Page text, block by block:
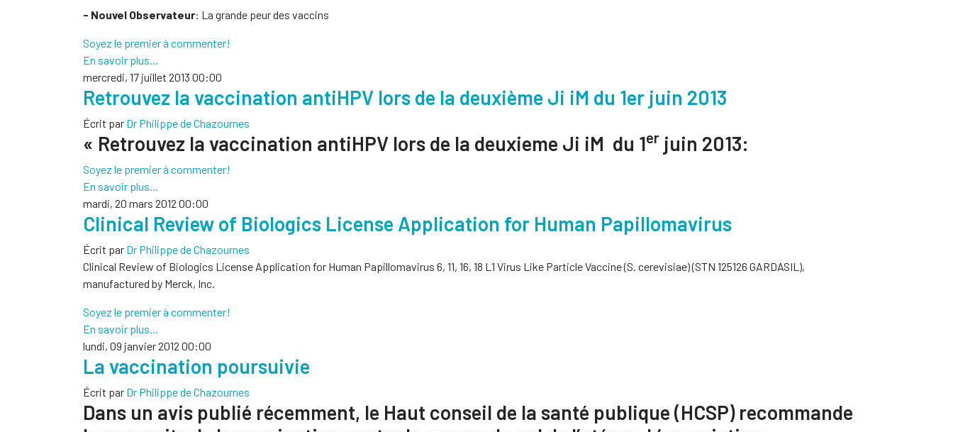
- Nouvel Observateur: La grande peur des vaccins
Soyez le premier à commenter!
En savoir plus...
mercredi, 17 juillet 2013 00:00
Retrouvez la vaccination antiHPV lors de la deuxième Ji iM du 1er juin 2013
Écrit par Dr Philippe de Chazournes
« Retrouvez la vaccination antiHPV lors de la deuxieme Ji iM du 1er juin 2013:
Soyez le premier à commenter!
En savoir plus...
mardi, 20 mars 2012 00:00
Clinical Review of Biologics License Application for Human Papillomavirus
Écrit par Dr Philippe de Chazournes
Clinical Review of Biologics License Application for Human Papillomavirus 6, 11, 16, 18 L1 Virus Like Particle Vaccine (S. cerevisiae) (STN 125126 GARDASIL),
manufactured by Merck, Inc.
Soyez le premier à commenter!
En savoir plus...
lundi, 09 janvier 2012 00:00
La vaccination poursuivie
Écrit par Dr Philippe de Chazournes
Dans un avis publié récemment, le Haut conseil de la santé publique (HCSP) recommande